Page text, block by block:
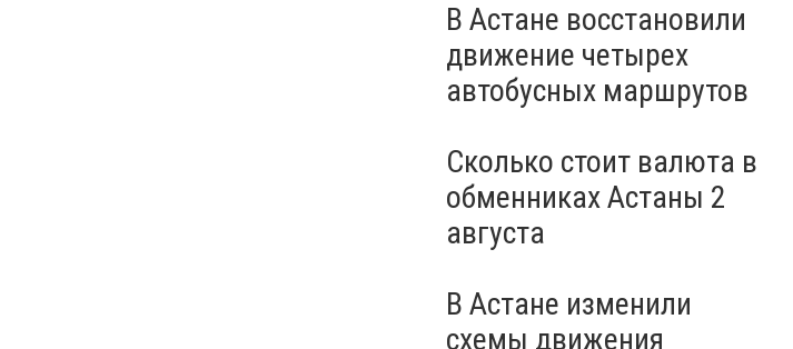
В Астане восстановили
движение четырех
автобусных маршрутов
Сколько стоит валюта в
обменниках Астаны 2
августа
В Астане изменили
схемы движения